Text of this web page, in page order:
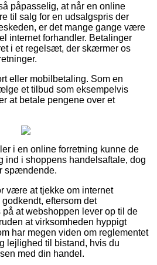
påpasselig, at når en online
til salg for en udsalgspris der
er det mange gange være
internet forhandler. Betalinger
i et regelsæt, der skærmer os
eller mobilbetaling. Som en
et tilbud som eksempelvis
at betale pengene over et
i en online forretning kunne de
ind i shoppens handelsaftale, dog
spændende.
være at tjekke om internet
eftersom det
at webshoppen lever op til de
at virksomheden hyppigt
har megen viden om reglementet
lejlighed til bistand, hvis du
med din handel.